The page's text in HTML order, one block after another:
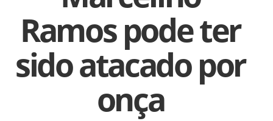
Ramos pode ter
sido atacado por
onça